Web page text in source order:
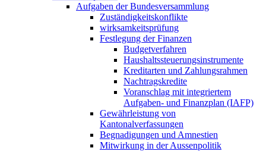
Aufgaben der Bundesversammlung
Zuständigkeitskonflikte
wirksamkeitsprüfung
Festlegung der Finanzen
Budgetverfahren
Haushaltssteuerungsinstrumente
Kreditarten und Zahlungsrahmen
Nachtragskredite
Voranschlag mit integriertem
Aufgaben- und Finanzplan (IAFP)
Gewährleistung von
Kantonalverfassungen
Begnadigungen und Amnestien
Mitwirkung in der Aussenpolitik